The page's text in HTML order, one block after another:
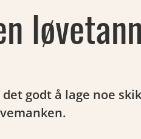
godt å lage noe